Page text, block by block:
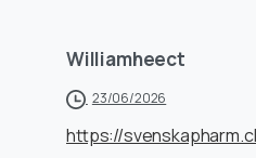
Williamheect
23/06/2026
https://